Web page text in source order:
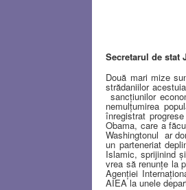
Secretarul de stat
Două mari mize
strădaniilor
sancţiunilor
nemulţumirea
înregistrat
Obama, care a
Washingtonul ar
un parteneriat
Islamic, sprijinind
vrea să renunţe la
Agenţiei
AIEA la unele